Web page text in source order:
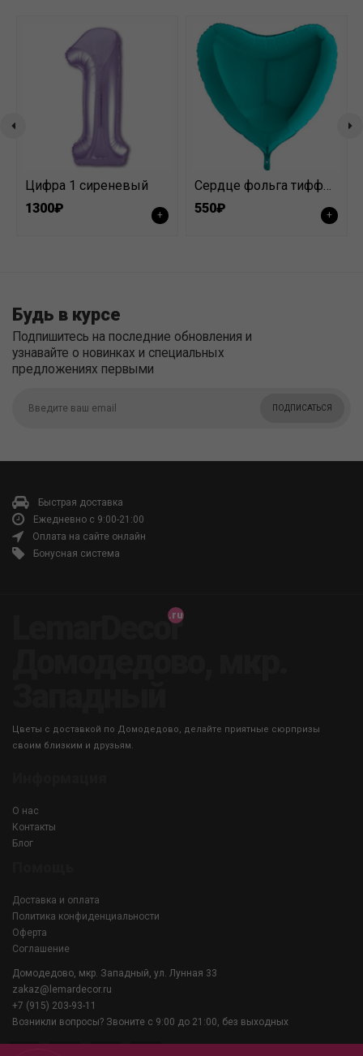
Цифра 1 сиреневый
1300₽
+
Сердце фольга тифффани
550₽
+
Будь в курсе
Подпишитесь на последние обновления и
узнавайте о новинках и специальных
предложениях первыми
ПОДПИСАТЬСЯ
Быстрая доставка
Ежедневно с 9:00-21:00
Оплата на сайте онлайн
Бонусная система
LemarDecor
Цветы с доставкой по Домодедово, делайте приятные сюрпризы
своим близким и друзьям.
О нас
Контакты
Блог
Доставка и оплата
Политика конфиденциальности
Оферта
Соглашение
Домодедово, мкр. Западный, ул. Лунная 33
zakaz@lemardecor.ru
+7 (915) 203-93-11
Возникли вопросы? Звоните с 9:00 до 21:00, без выходных